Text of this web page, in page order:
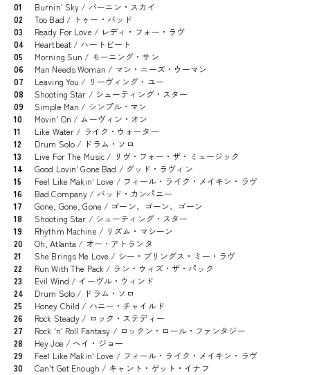
01
Burnin' Sky / バーニン・スカイ
02
Too Bad / トゥー・バッド
03
Ready For Love / レディ・フォー・ラヴ
04
Heartbeat / ハートビート
05
Morning Sun / モーニング・サン
06
Man Needs Woman / マン・ニーズ・ウーマン
07
Leaving You / リーヴィング・ユー
08
Shooting Star / シューティング・スター
09
Simple Man / シンプル・マン
10
Movin' On / ムーヴィン・オン
11
Like Water / ライク・ウォーター
12
Drum Solo / ドラム・ソロ
13
Live For The Music / リヴ・フォー・ザ・ミュージック
14
Good Lovin' Gone Bad / グッド・ラヴィン
15
Feel Like Makin' Love / フィール・ライク・メイキン・ラヴ
16
Bad Company / バッド・カンパニー
17
Gone, Gone, Gone / ゴーン、ゴーン、ゴーン
18
Shooting Star / シューティング・スター
19
Rhythm Machine / リズム・マシーン
20
Oh, Atlanta / オー・アトランタ
21
She Brings Me Love / シー・ブリングス・ミー・ラヴ
22
Run With The Pack / ラン・ウィズ・ザ・パック
23
Evil Wind / イーヴル・ウィンド
24
Drum Solo / ドラム・ソロ
25
Honey Child / ハニー・チャイルド
26
Rock Steady / ロック・ステディー
27
Rock 'n' Roll Fantasy / ロックン・ロール・ファンタジー
28
Hey Joe / ヘイ・ジョー
29
Feel Like Makin' Love / フィール・ライク・メイキン・ラヴ
30
Can't Get Enough / キャント・ゲット・イナフ